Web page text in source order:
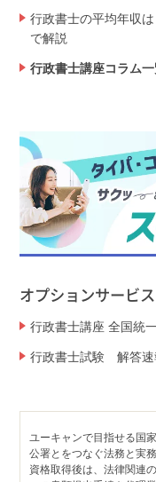
行政書士の平均年収
で解説
行政書士講座コラム
オプションサービス
行政書士講座 全国統
行政書士試験 解答速
ユーキャンで目指せる国
公署とをつなぐ法務と実
資格取得後は、法律関連